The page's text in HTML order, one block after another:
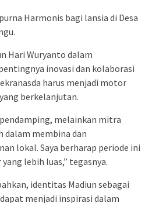
Harmonis bagi lansia di Desa
Hari Wuryanto dalam
inovasi dan kolaborasi
harus menjadi motor
berkelanjutan.
melainkan mitra
dalam membina dan
lokal. Saya berharap periode ini
lebih luas,” tegasnya.
identitas Madiun sebagai
menjadi inspirasi dalam